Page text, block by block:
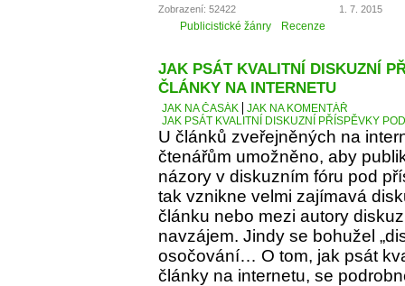
Zobrazení: 52422 1. 7. 2015
Publicistické žánry Recenze
JAK PSÁT KVALITNÍ DISKUZNÍ
ČLÁNKY NA INTERNETU
JAK NA ČASÁK
JAK NA KOMENTÁŘ
JAK PSÁT KVALITNÍ DISKUZNÍ PŘÍSPĚVKY
U článků zveřejněných na
čtenářům umožněno, aby
názory v diskuzním fóru pod
tak vznikne velmi zajímavá
článku nebo mezi autory
navzájem. Jindy se bohužel
osočování… O tom, jak psát
články na internetu, se